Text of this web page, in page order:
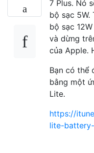
7 Plus. Nó
bộ sạc 5W.
bộ sạc
và dừng
của Apple.
Bạn có thể
bằng một
Lite.
https://
lite-